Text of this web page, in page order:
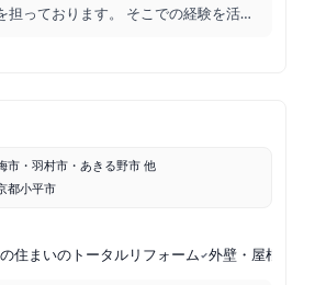
担っております。 そこでの経験を活
市・羽村市・あきる野市 他
都小平市
住まいのトータルリフォーム 外壁・屋根など